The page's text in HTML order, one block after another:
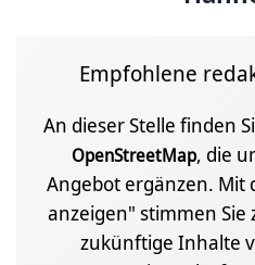
Empfohlene
An dieser Stelle finden
OpenStreetMap, die
Angebot ergänzen. Mit
anzeigen" stimmen Sie
zukünftige Inhalte